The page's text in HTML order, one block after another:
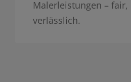
Malerleistungen – fair,
verlässlich.